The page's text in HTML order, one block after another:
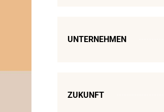
UNTERNEHMEN
ZUKUNFT